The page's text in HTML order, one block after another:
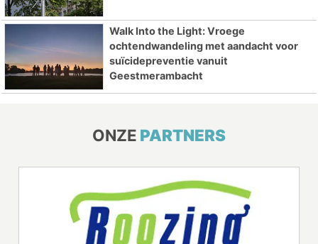
Walk Into the Light: Vroege
ochtendwandeling met aandacht voor
suïcidepreventie vanuit
Geestmerambacht
ONZE PARTNERS